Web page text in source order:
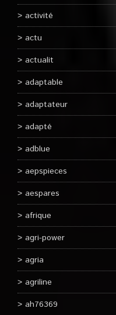
activité
actu
actualit
adaptable
adaptateur
adapté
adblue
aepspieces
aespares
afrique
agri-power
agria
agriline
ah76369